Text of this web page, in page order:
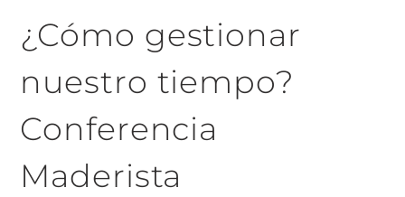
¿Cómo gestionar
nuestro tiempo?
Conferencia
Maderista